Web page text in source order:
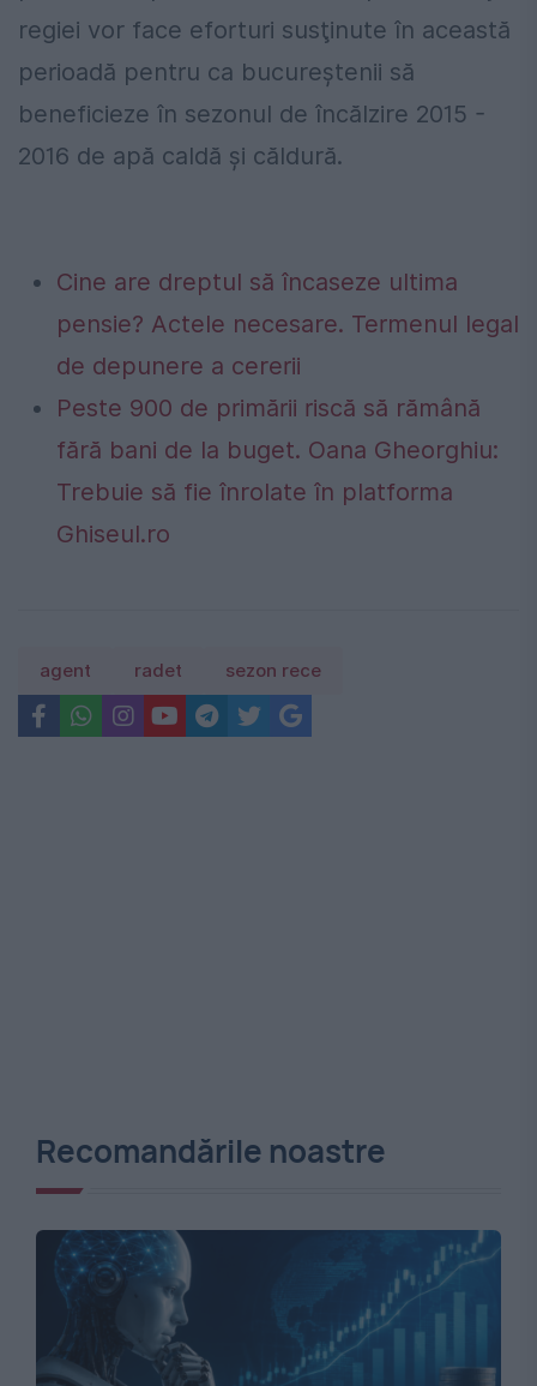
regiei vor face eforturi susţinute în această
perioadă pentru ca bucureştenii să
beneficieze în sezonul de încălzire 2015 -
2016 de apă caldă şi căldură.
Cine are dreptul să încaseze ultima
pensie? Actele necesare. Termenul legal
de depunere a cererii
Peste 900 de primării riscă să rămână
fără bani de la buget. Oana Gheorghiu:
Trebuie să fie înrolate în platforma
Ghiseul.ro
agent radet sezon rece
Recomandările noastre